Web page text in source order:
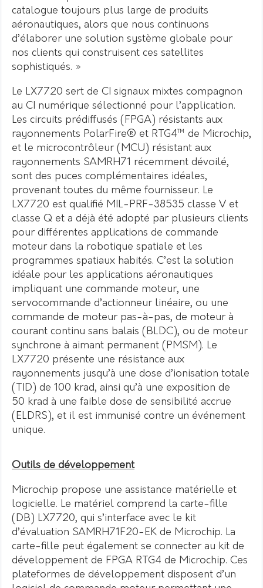
catalogue toujours plus large de produits
aéronautiques, alors que nous continuons
d’élaborer une solution système globale pour
nos clients qui construisent ces satellites
sophistiqués. »
Le LX7720 sert de CI signaux mixtes compagnon
au CI numérique sélectionné pour l’application.
Les circuits prédiffusés (FPGA) résistants aux
rayonnements PolarFire® et RTG4™ de Microchip,
et le microcontrôleur (MCU) résistant aux
rayonnements SAMRH71 récemment dévoilé,
sont des puces complémentaires idéales,
provenant toutes du même fournisseur. Le
LX7720 est qualifié MIL-PRF-38535 classe V et
classe Q et a déjà été adopté par plusieurs clients
pour différentes applications de commande
moteur dans la robotique spatiale et les
programmes spatiaux habités. C’est la solution
idéale pour les applications aéronautiques
impliquant une commande moteur, une
servocommande d’actionneur linéaire, ou une
commande de moteur pas-à-pas, de moteur à
courant continu sans balais (BLDC), ou de moteur
synchrone à aimant permanent (PMSM). Le
LX7720 présente une résistance aux
rayonnements jusqu’à une dose d’ionisation totale
(TID) de 100 krad, ainsi qu’à une exposition de
50 krad à une faible dose de sensibilité accrue
(ELDRS), et il est immunisé contre un événement
unique.
Outils de développement
Microchip propose une assistance matérielle et
logicielle. Le matériel comprend la carte-fille
(DB) LX7720, qui s’interface avec le kit
d’évaluation SAMRH71F20-EK de Microchip. La
carte-fille peut également se connecter au kit de
développement de FPGA RTG4 de Microchip. Ces
plateformes de développement disposent d’un